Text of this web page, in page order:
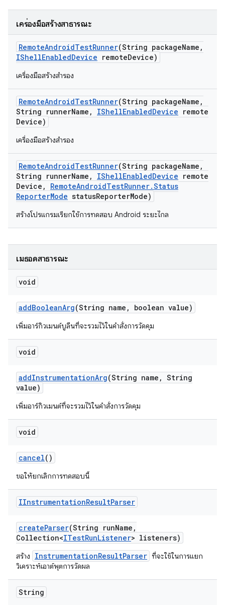
เครื่องมือสร้างสาธารณะ
RemoteAndroidTestRunner(String packageName ,
IShellEnabledDevice remoteDevice)
เครื่องมือสร้างสำรอง
RemoteAndroidTestRunner(String packageName ,
String runnerName , IShellEnabledDevice remote
Device)
เครื่องมือสร้างสำรอง
RemoteAndroidTestRunner(String packageName ,
String runnerName , IShellEnabledDevice remote
Device , RemoteAndroidTestRunner.Status
ReporterMode statusReporterMode)
สร้างโปรแกรมเรียกใช้การทดสอบ Android ระยะไกล
เมธอดสาธารณะ
void
addBooleanArg(String name , boolean value)
เพิ่มอาร์กิวเมนต์บูลีนที่จะรวมไว้ในคำสั่งการวัดคุม
void
addInstrumentationArg(String name , String
value)
เพิ่มอาร์กิวเมนต์ที่จะรวมไว้ในคำสั่งการวัดคุม
void
cancel()
ขอให้ยกเลิกการทดสอบนี้
IInstrumentationResultParser
createParser(String runName ,
Collection<ITestRunListener> listeners)
สร้าง InstrumentationResultParser ที่จะใช้ในการแยก
วิเคราะห์เอาต์พุตการวัดผล
String